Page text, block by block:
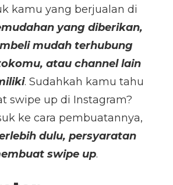
kamu yang berjualan di
yang diberikan,
mudah terhubung
atau channel lain
. Sudahkah kamu tahu
swipe up di Instagram?
ke cara pembuatannya,
dulu, persyaratan
swipe up.